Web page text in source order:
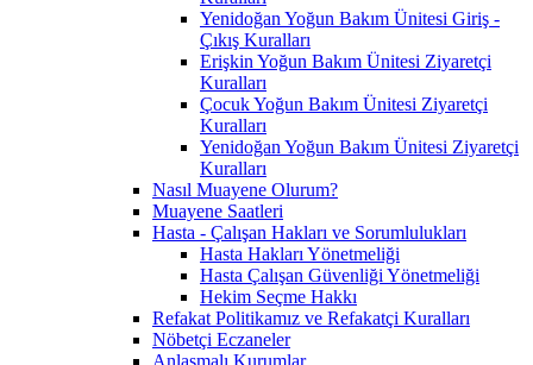
Yenidoğan Yoğun Bakım Ünitesi Giriş -
Çıkış Kuralları
Erişkin Yoğun Bakım Ünitesi Ziyaretçi
Kuralları
Çocuk Yoğun Bakım Ünitesi Ziyaretçi
Kuralları
Yenidoğan Yoğun Bakım Ünitesi Ziyaretçi
Kuralları
Nasıl Muayene Olurum?
Muayene Saatleri
Hasta - Çalışan Hakları ve Sorumlulukları
Hasta Hakları Yönetmeliği
Hasta Çalışan Güvenliği Yönetmeliği
Hekim Seçme Hakkı
Refakat Politikamız ve Refakatçi Kuralları
Nöbetçi Eczaneler
Anlaşmalı Kurumlar